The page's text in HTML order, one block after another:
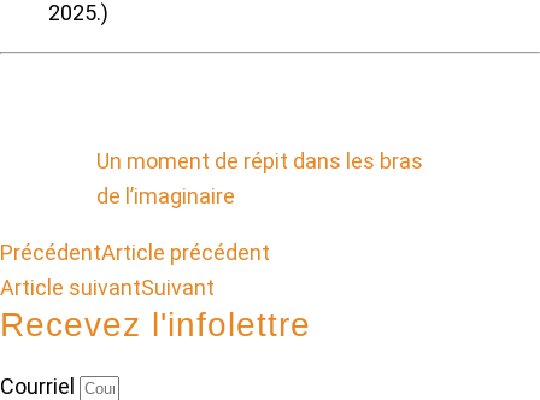
2025.)
Un moment de répit dans les bras
de l’imaginaire
PrécédentArticle précédent
Article suivantSuivant
Recevez l'infolettre
Courriel